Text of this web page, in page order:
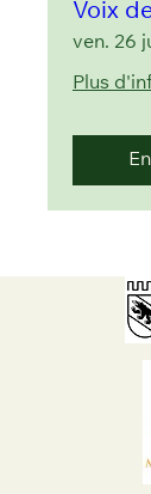
Voix
ven. 26
Plus